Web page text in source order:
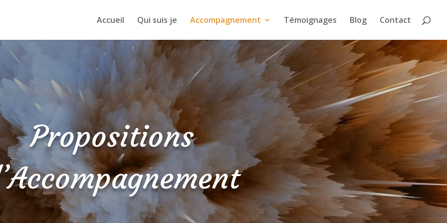
Accueil Qui suis je Accompagnement Témoignages Blog Contact
Propositions